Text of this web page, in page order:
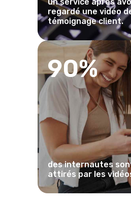
regardé une vidéo
témoignage client.
90%
des internautes
attirés par les